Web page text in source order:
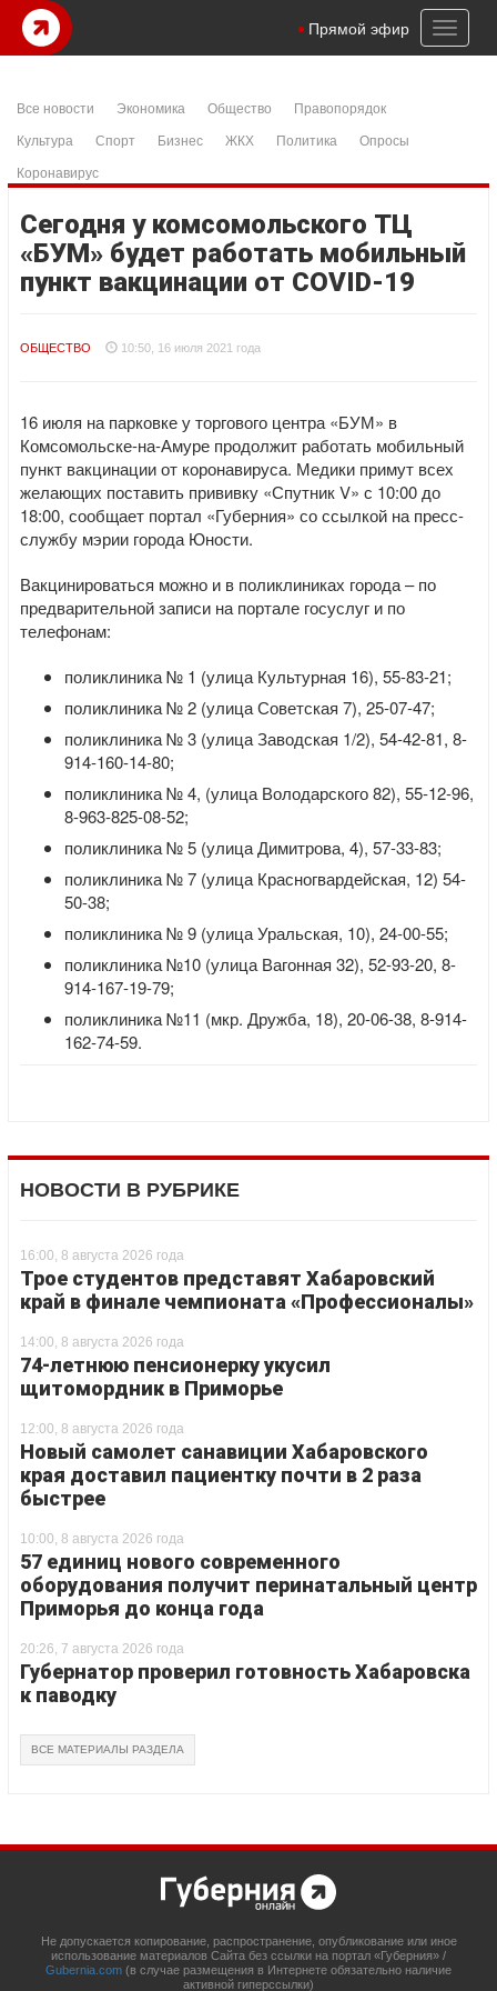
Toggle
Прямой эфир
Все новости Экономика Общество
Правопорядок
Культура
Спорт Бизнес ЖКХ Политика
Опросы
Коронавирус
Сегодня у комсомольского ТЦ
«БУМ» будет работать мобильный
пункт вакцинации от COVID-19
ОБЩЕСТВО 10:50, 16 июля 2021 года
16 июля на парковке у торгового центра «БУМ» в
Комсомольске-на-Амуре продолжит работать мобильный
пункт вакцинации от коронавируса. Медики примут всех
желающих поставить прививку «Спутник V» с 10:00 до
18:00, сообщает портал «Губерния» со ссылкой на пресс-
службу мэрии города Юности.
Вакцинироваться можно и в поликлиниках города – по
предварительной записи на портале госуслуг и по
телефонам:
поликлиника № 1 (улица Культурная 16), 55-83-21;
поликлиника № 2 (улица Советская 7), 25-07-47;
поликлиника № 3 (улица Заводская 1/2), 54-42-81, 8-
914-160-14-80;
поликлиника № 4, (улица Володарского 82), 55-12-96,
8-963-825-08-52;
поликлиника № 5 (улица Димитрова, 4), 57-33-83;
поликлиника № 7 (улица Красногвардейская, 12) 54-
50-38;
поликлиника № 9 (улица Уральская, 10), 24-00-55;
поликлиника №10 (улица Вагонная 32), 52-93-20, 8-
914-167-19-79;
поликлиника №11 (мкр. Дружба, 18), 20-06-38, 8-914-
162-74-59.
НОВОСТИ В РУБРИКЕ
16:00, 8 августа 2026 года
Трое студентов представят Хабаровский
край в финале чемпионата «Профессионалы»
14:00, 8 августа 2026 года
74-летнюю пенсионерку укусил
щитомордник в Приморье
12:00, 8 августа 2026 года
Новый самолет санавиции Хабаровского
края доставил пациентку почти в 2 раза
быстрее
10:00, 8 августа 2026 года
57 единиц нового современного
оборудования получит перинатальный центр
Приморья до конца года
20:26, 7 августа 2026 года
Губернатор проверил готовность Хабаровска
к паводку
ВСЕ МАТЕРИАЛЫ РАЗДЕЛА
Не допускается копирование, распространение, опубликование или иное
использование материалов Сайта без ссылки на портал «Губерния» /
Gubernia.com (в случае размещения в Интернете обязательно наличие
активной гиперссылки)